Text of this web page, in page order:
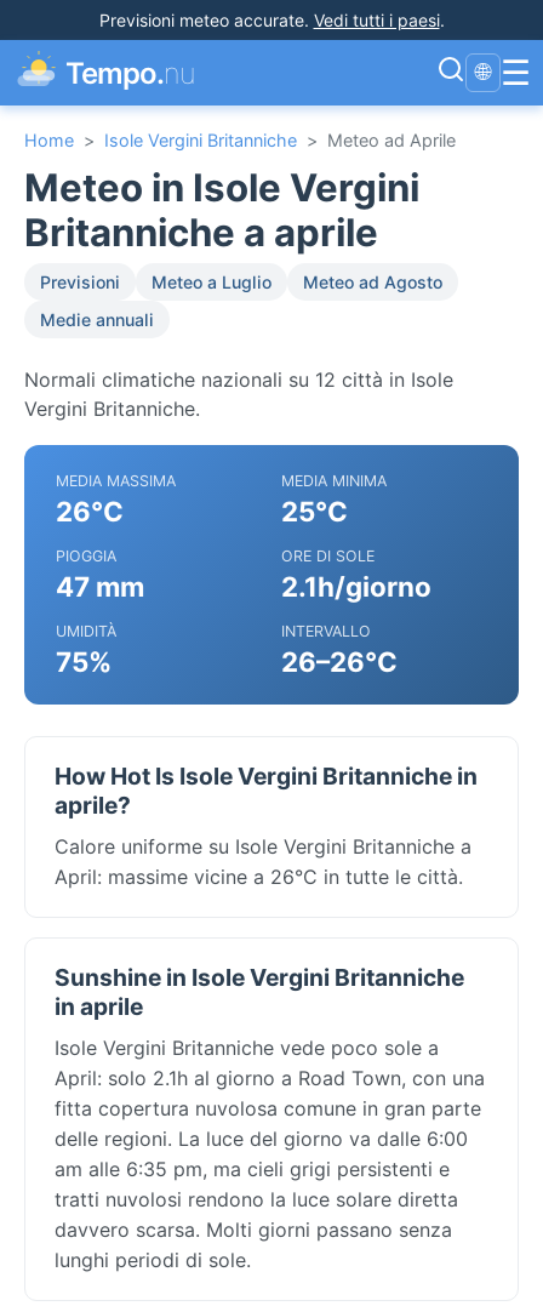
Previsioni meteo accurate. Vedi tutti i paesi.
Tempo.nu 🌐 ☰
Home > Isole Vergini Britanniche > Meteo ad Aprile
Meteo in Isole Vergini
Britanniche a aprile
Previsioni Meteo a Luglio
Meteo ad Agosto
Medie annuali
Normali climatiche nazionali su 12 città in Isole
Vergini Britanniche.
MEDIA MASSIMA
26°C
MEDIA MINIMA
25°C
PIOGGIA
47 mm
ORE DI SOLE
2.1h/giorno
UMIDITÀ
75%
INTERVALLO
26–26°C
How Hot Is Isole Vergini Britanniche in
aprile?
Calore uniforme su Isole Vergini Britanniche a
April: massime vicine a 26°C in tutte le città.
Sunshine in Isole Vergini Britanniche
in aprile
Isole Vergini Britanniche vede poco sole a
April: solo 2.1h al giorno a Road Town, con una
fitta copertura nuvolosa comune in gran parte
delle regioni. La luce del giorno va dalle 6:00
am alle 6:35 pm, ma cieli grigi persistenti e
tratti nuvolosi rendono la luce solare diretta
davvero scarsa. Molti giorni passano senza
lunghi periodi di sole.